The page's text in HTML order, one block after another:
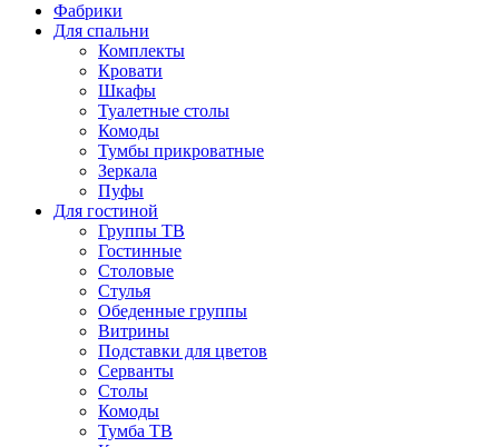
Фабрики
Для спальни
Комплекты
Кровати
Шкафы
Туалетные столы
Комоды
Тумбы прикроватные
Зеркала
Пуфы
Для гостиной
Группы ТВ
Гостинные
Столовые
Стулья
Обеденные группы
Витрины
Подставки для цветов
Серванты
Столы
Комоды
Тумба ТВ